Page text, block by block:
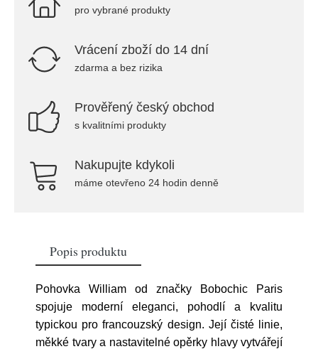
pro vybrané produkty
Vrácení zboží do 14 dní
zdarma a bez rizika
Prověřený český obchod
s kvalitními produkty
Nakupujte kdykoli
máme otevřeno 24 hodin denně
Popis produktu
Pohovka William od značky Bobochic Paris
spojuje moderní eleganci, pohodlí a kvalitu
typickou pro francouzský design. Její čisté linie,
měkké tvary a nastavitelné opěrky hlavy vytvářejí